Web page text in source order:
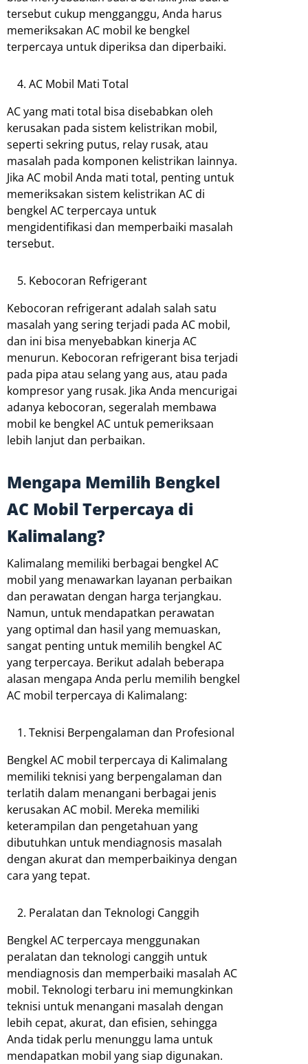
tersebut cukup mengganggu, Anda harus
memeriksakan AC mobil ke bengkel
terpercaya untuk diperiksa dan diperbaiki.
AC Mobil Mati Total
AC yang mati total bisa disebabkan oleh
kerusakan pada sistem kelistrikan mobil,
seperti sekring putus, relay rusak, atau
masalah pada komponen kelistrikan lainnya.
Jika AC mobil Anda mati total, penting untuk
memeriksakan sistem kelistrikan AC di
bengkel AC terpercaya untuk
mengidentifikasi dan memperbaiki masalah
tersebut.
Kebocoran Refrigerant
Kebocoran refrigerant adalah salah satu
masalah yang sering terjadi pada AC mobil,
dan ini bisa menyebabkan kinerja AC
menurun. Kebocoran refrigerant bisa terjadi
pada pipa atau selang yang aus, atau pada
kompresor yang rusak. Jika Anda mencurigai
adanya kebocoran, segeralah membawa
mobil ke bengkel AC untuk pemeriksaan
lebih lanjut dan perbaikan.
Mengapa Memilih Bengkel
AC Mobil Terpercaya di
Kalimalang?
Kalimalang memiliki berbagai bengkel AC
mobil yang menawarkan layanan perbaikan
dan perawatan dengan harga terjangkau.
Namun, untuk mendapatkan perawatan
yang optimal dan hasil yang memuaskan,
sangat penting untuk memilih bengkel AC
yang terpercaya. Berikut adalah beberapa
alasan mengapa Anda perlu memilih bengkel
AC mobil terpercaya di Kalimalang:
Teknisi Berpengalaman dan Profesional
Bengkel AC mobil terpercaya di Kalimalang
memiliki teknisi yang berpengalaman dan
terlatih dalam menangani berbagai jenis
kerusakan AC mobil. Mereka memiliki
keterampilan dan pengetahuan yang
dibutuhkan untuk mendiagnosis masalah
dengan akurat dan memperbaikinya dengan
cara yang tepat.
Peralatan dan Teknologi Canggih
Bengkel AC terpercaya menggunakan
peralatan dan teknologi canggih untuk
mendiagnosis dan memperbaiki masalah AC
mobil. Teknologi terbaru ini memungkinkan
teknisi untuk menangani masalah dengan
lebih cepat, akurat, dan efisien, sehingga
Anda tidak perlu menunggu lama untuk
mendapatkan mobil yang siap digunakan.